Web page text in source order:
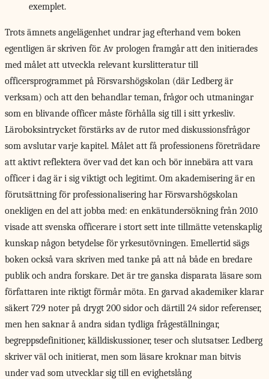
exemplet.
Trots ämnets angelägenhet undrar jag efterhand vem boken
egentligen är skriven för. Av prologen framgår att den initierades
med målet att utveckla relevant kurslitteratur till
officersprogrammet på Försvarshögskolan (där Ledberg är
verksam) och att den behandlar teman, frågor och utmaningar
som en blivande officer måste förhålla sig till i sitt yrkesliv.
Läroboksintrycket förstärks av de rutor med diskussionsfrågor
som avslutar varje kapitel. Målet att få professionens företrädare
att aktivt reflektera över vad det kan och bör innebära att vara
officer i dag är i sig viktigt och legitimt. Om akademisering är en
förutsättning för professionalisering har Försvarshögskolan
onekligen en del att jobba med: en enkätundersökning från 2010
visade att svenska officerare i stort sett inte tillmätte vetenskaplig
kunskap någon betydelse för yrkesutövningen. Emellertid sägs
boken också vara skriven med tanke på att nå både en bredare
publik och andra forskare. Det är tre ganska disparata läsare som
författaren inte riktigt förmår möta. En garvad akademiker klarar
säkert 729 noter på drygt 200 sidor och därtill 24 sidor referenser,
men hen saknar å andra sidan tydliga frågeställningar,
begreppsdefinitioner, källdiskussioner, teser och slutsatser. Ledberg
skriver väl och initierat, men som läsare kroknar man bitvis
under vad som utvecklar sig till en evighetslång